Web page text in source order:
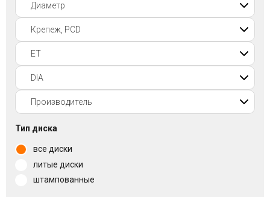
Контакты
Войти на сайт
+7(812)317-
17-
52
Пн-
Тип диска
все диски
литые диски
штампованные